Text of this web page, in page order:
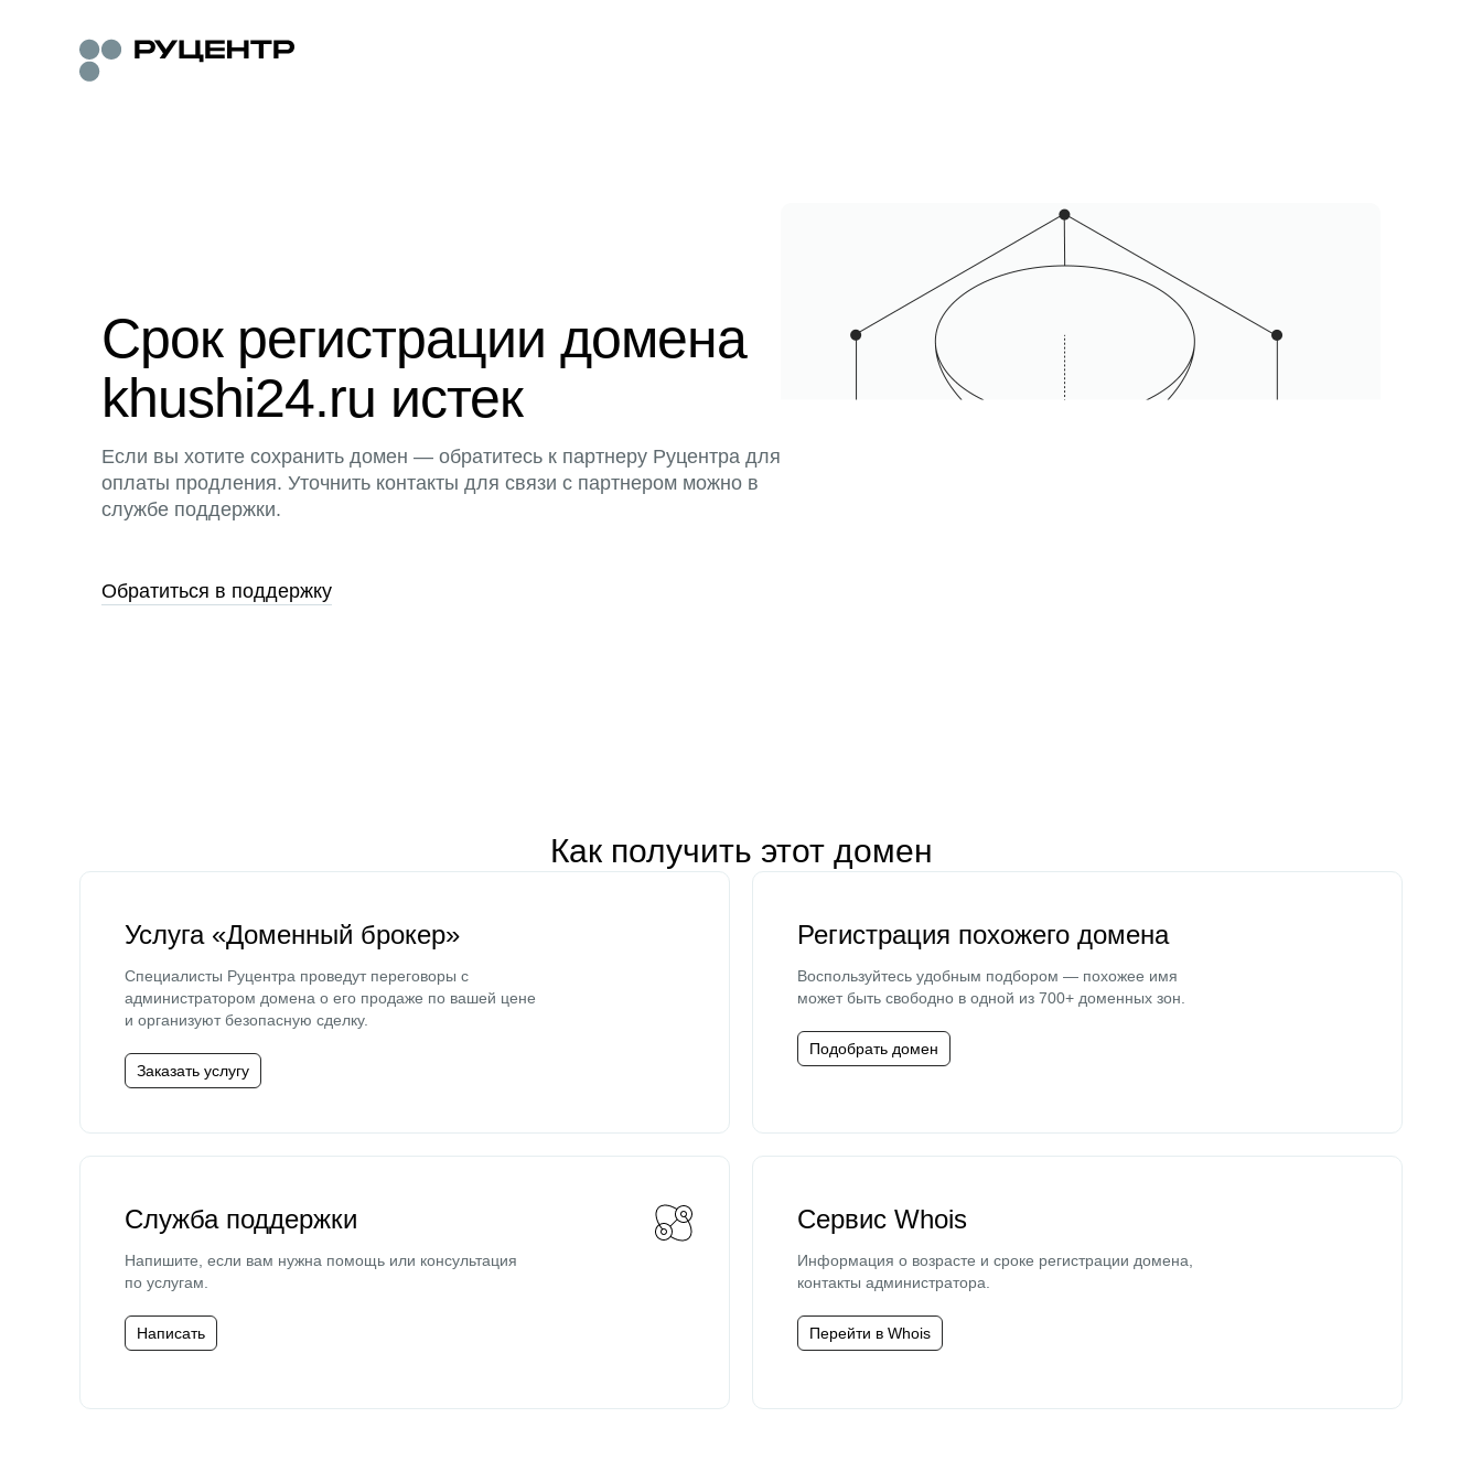
Срок регистрации домена
khushi24.ru истек
Если вы хотите сохранить домен — обратитесь к партнеру Руцентра для
оплаты продления. Уточнить контакты для связи с партнером можно в
службе поддержки.
Обратиться в поддержку
Как получить этот домен
Услуга «Доменный брокер»
Специалисты Руцентра проведут переговоры с
администратором домена о его продаже по вашей цене
и организуют безопасную сделку.
Заказать услугу
Регистрация похожего домена
Воспользуйтесь удобным подбором — похожее имя
может быть свободно в одной из 700+ доменных зон.
Подобрать домен
Служба поддержки
Напишите, если вам нужна помощь или консультация
по услугам.
Написать
Сервис Whois
Информация о возрасте и сроке регистрации домена,
контакты администратора.
Перейти в Whois